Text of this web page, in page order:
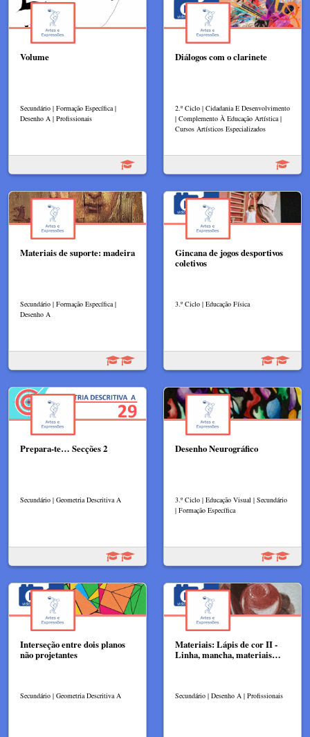
Volume
Secundário | Formação Específica |
Desenho A | Profissionais
Diálogos com o clarinete
2.º Ciclo | Cidadania E Desenvolvimento
| Complemento À Educação Artística |
Cursos Artísticos Especializados
Materiais de suporte: madeira
Secundário | Formação Específica |
Desenho A
Gincana de jogos desportivos
coletivos
3.º Ciclo | Educação Física
Prepara-te… Secções 2
Secundário | Geometria Descritiva A
Desenho Neurográfico
3.º Ciclo | Educação Visual | Secundário
| Formação Específica
Interseção entre dois planos
não projetantes
Secundário | Geometria Descritiva A
Materiais: Lápis de cor II -
Linha, mancha, materiais…
Secundário | Desenho A | Profissionais